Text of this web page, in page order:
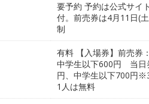
要予約 予約は公式サイ
付。前売券は4月11日(
制
有料 【入場券】前売券
中学生以下600円 当日
円、中学生以下700円
1人は無料